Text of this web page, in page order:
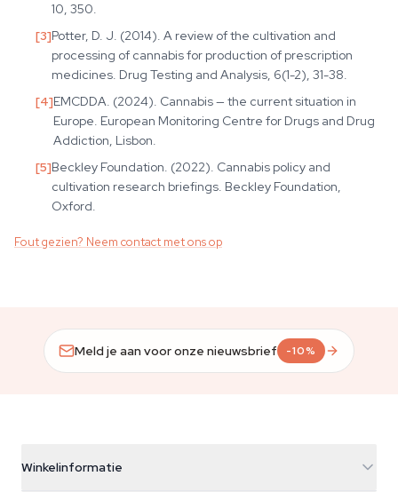
10, 350.
[3]Potter, D. J. (2014). A review of the cultivation and
processing of cannabis for production of prescription
medicines. Drug Testing and Analysis, 6(1-2), 31-38.
[4]EMCDDA. (2024). Cannabis — the current situation in
Europe. European Monitoring Centre for Drugs and Drug
Addiction, Lisbon.
[5]Beckley Foundation. (2022). Cannabis policy and
cultivation research briefings. Beckley Foundation,
Oxford.
Fout gezien? Neem contact met ons op
Meld je aan voor onze nieuwsbrief -10%
Winkelinformatie